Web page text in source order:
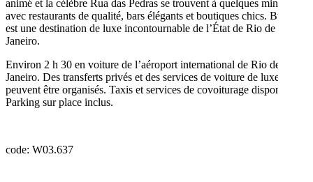
animé et la célèbre Rua das Pedras se trouvent à quelques minutes,
avec restaurants de qualité, bars élégants et boutiques chics. Búzios
est une destination de luxe incontournable de l’État de Rio de
Janeiro.
Environ 2 h 30 en voiture de l’aéroport international de Rio de
Janeiro. Des transferts privés et des services de voiture de luxe
peuvent être organisés. Taxis et services de covoiturage disponibles.
Parking sur place inclus.
code: W03.637